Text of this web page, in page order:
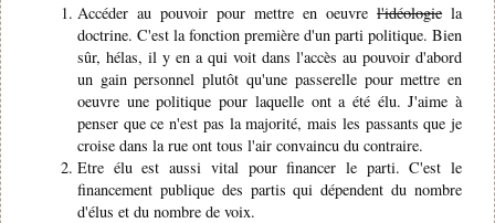
Accéder au pouvoir pour mettre en oeuvrel'idéologiela
doctrine. C'est la fonction première d'un parti politique. Bien
sûr, hélas, il y en a qui voit dans l'accès au pouvoir d'abord
un gain personnel plutôt qu'une passerelle pour mettre en
oeuvre une politique pour laquelle ont a été élu. J'aime à
penser que ce n'est pas la majorité, mais les passants que je
croise dans la rue ont tous l'air convaincu du contraire.
Etre élu est aussi vital pour financer le parti. C'est le
financement publique des partis qui dépendent du nombre
d'élus et du nombre de voix.